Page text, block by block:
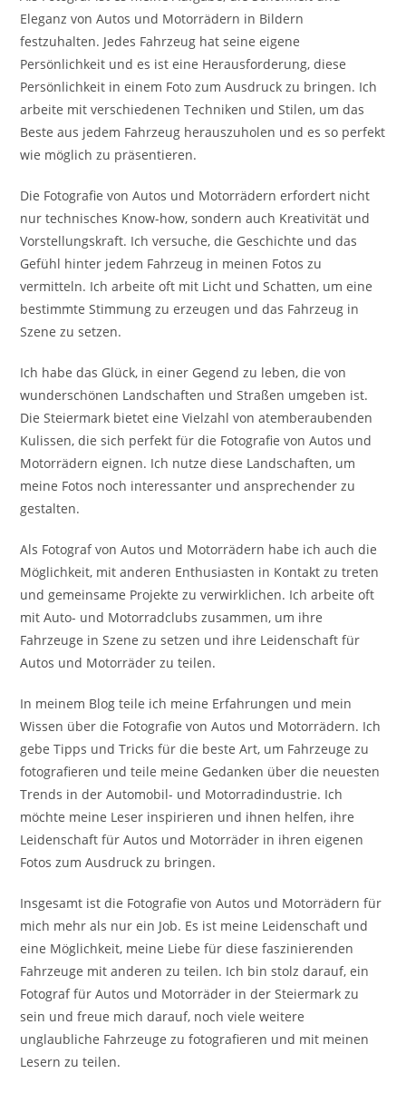
Eleganz von Autos und Motorrädern in Bildern
festzuhalten. Jedes Fahrzeug hat seine eigene
Persönlichkeit und es ist eine Herausforderung, diese
Persönlichkeit in einem Foto zum Ausdruck zu bringen. Ich
arbeite mit verschiedenen Techniken und Stilen, um das
Beste aus jedem Fahrzeug herauszuholen und es so perfekt
wie möglich zu präsentieren.
Die Fotografie von Autos und Motorrädern erfordert nicht
nur technisches Know-how, sondern auch Kreativität und
Vorstellungskraft. Ich versuche, die Geschichte und das
Gefühl hinter jedem Fahrzeug in meinen Fotos zu
vermitteln. Ich arbeite oft mit Licht und Schatten, um eine
bestimmte Stimmung zu erzeugen und das Fahrzeug in
Szene zu setzen.
Ich habe das Glück, in einer Gegend zu leben, die von
wunderschönen Landschaften und Straßen umgeben ist.
Die Steiermark bietet eine Vielzahl von atemberaubenden
Kulissen, die sich perfekt für die Fotografie von Autos und
Motorrädern eignen. Ich nutze diese Landschaften, um
meine Fotos noch interessanter und ansprechender zu
gestalten.
Als Fotograf von Autos und Motorrädern habe ich auch die
Möglichkeit, mit anderen Enthusiasten in Kontakt zu treten
und gemeinsame Projekte zu verwirklichen. Ich arbeite oft
mit Auto- und Motorradclubs zusammen, um ihre
Fahrzeuge in Szene zu setzen und ihre Leidenschaft für
Autos und Motorräder zu teilen.
In meinem Blog teile ich meine Erfahrungen und mein
Wissen über die Fotografie von Autos und Motorrädern. Ich
gebe Tipps und Tricks für die beste Art, um Fahrzeuge zu
fotografieren und teile meine Gedanken über die neuesten
Trends in der Automobil- und Motorradindustrie. Ich
möchte meine Leser inspirieren und ihnen helfen, ihre
Leidenschaft für Autos und Motorräder in ihren eigenen
Fotos zum Ausdruck zu bringen.
Insgesamt ist die Fotografie von Autos und Motorrädern für
mich mehr als nur ein Job. Es ist meine Leidenschaft und
eine Möglichkeit, meine Liebe für diese faszinierenden
Fahrzeuge mit anderen zu teilen. Ich bin stolz darauf, ein
Fotograf für Autos und Motorräder in der Steiermark zu
sein und freue mich darauf, noch viele weitere
unglaubliche Fahrzeuge zu fotografieren und mit meinen
Lesern zu teilen.